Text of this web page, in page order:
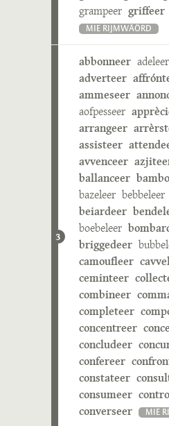
grampeer griffeer
MIE RIJMWÄÖRD
3
abbonneer adeleer
adverteer
ammeseer
aofpesseer
arrangeer
assisteer
avvenceer
ballanceer
bazeleer bebbeleer
beiardeer
boebeleer
briggedeer
camoufleer
ceminteer
combineer
completeer
concentreer
concludeer
confereer
constateer
consumeer
converseer
MIE